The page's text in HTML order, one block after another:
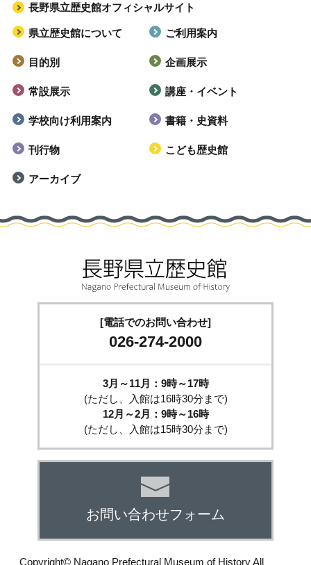
長野県立歴史館オフィシャルサイト
県立歴史館について ご利用案内
目的別 企画展示
常設展示 講座・イベント
学校向け利用案内 書籍・史資料
刊行物 こども歴史館
アーカイブ
[電話でのお問い合わせ]
026-274-2000
3月～11月：9時～17時
(ただし、入館は16時30分まで)
12月～2月：9時～16時
(ただし、入館は15時30分まで)
お問い合わせフォーム
Copyright© Nagano Prefectural Museum of History All